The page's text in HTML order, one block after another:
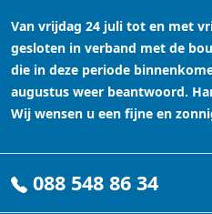
Van vrijdag 24 juli tot en met
gesloten in verband met de
die in deze periode
augustus weer beantwoord.
Wij wensen u een fijne en
088 548 86 34